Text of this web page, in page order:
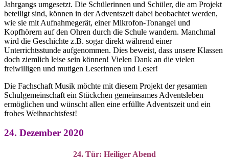
Jahrgangs umgesetzt. Die Schülerinnen und Schüler, die am Projekt
beteiligt sind, können in der Adventszeit dabei beobachtet werden,
wie sie mit Aufnahmegerät, einer Mikrofon-Tonangel und
Kopfhörern auf den Ohren durch die Schule wandern. Manchmal
wird die Geschichte z.B. sogar direkt während einer
Unterrichtsstunde aufgenommen. Dies beweist, dass unsere Klassen
doch ziemlich leise sein können! Vielen Dank an die vielen
freiwilligen und mutigen Leserinnen und Leser!
Die Fachschaft Musik möchte mit diesem Projekt der gesamten
Schulgemeinschaft ein Stückchen gemeinsames Adventsleben
ermöglichen und wünscht allen eine erfüllte Adventszeit und ein
frohes Weihnachtsfest!
24. Dezember 2020
24. Tür: Heiliger Abend